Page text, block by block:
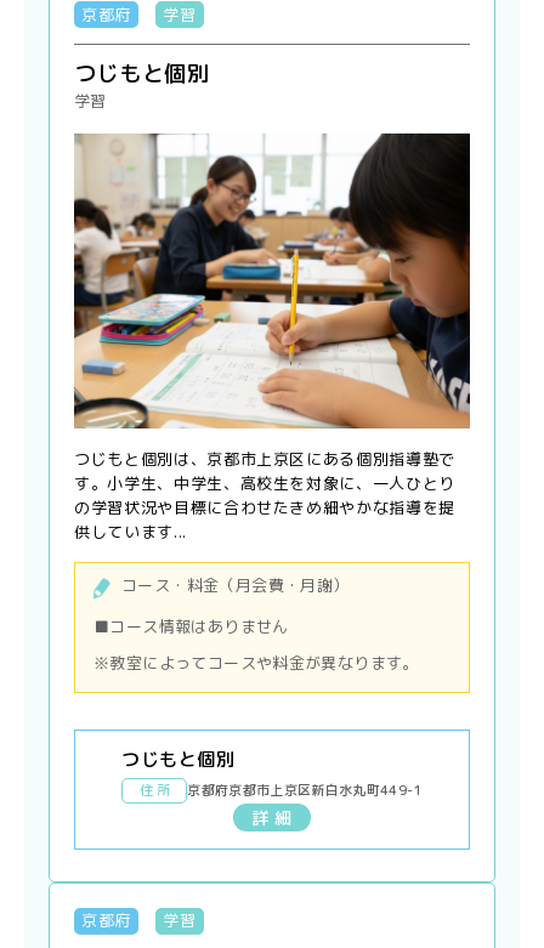
京都府 学習
つじもと個別
学習
つじもと個別は、京都市上京区にある個別指導塾で
す。小学生、中学生、高校生を対象に、一人ひとり
の学習状況や目標に合わせたきめ細やかな指導を提
供しています...
コース・料金（月会費・月謝）
■コース情報はありません
※教室によってコースや料金が異なります。
つじもと個別
住 所 京都府京都市上京区新白水丸町449-1
詳 細
京都府 学習